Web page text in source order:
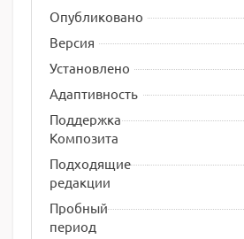
Опубликовано
Версия
Установлено
Адаптивность
Поддержка
Композита
Подходящие
редакции
Пробный
период